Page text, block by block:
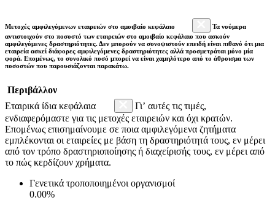
Μετοχές αμφιλεγόμενων εταιρειών στο αμοιβαίο κεφάλαιο
Τα νούμερα
αντιστοιχούν στο ποσοστό των εταιρειών στο αμοιβαίο κεφάλαιο που ασκούν
αμφιλεγόμενες δραστηριότητες. Δεν μπορούν να συνοψιστούν επειδή είναι πιθανό ότι μια
εταιρεία ασκεί διάφορες αμφιλεγόμενες δραστηριότητες αλλά προσμετράται μόνο μία
φορά. Επομένως, το συνολικό ποσό μπορεί να είναι χαμηλότερο από το άθροισμα των
ποσοστών που παρουσιάζονται παρακάτω.
Περιβάλλον
Εταιρικά ίδια κεφάλαια
Γι’ αυτές τις τιμές,
ενδιαφερόμαστε για τις μετοχές εταιρειών και όχι κρατών.
Επομένως επισημαίνουμε σε ποια αμφιλεγόμενα ζητήματα
εμπλέκονται οι εταιρείες με βάση τη δραστηριότητά τους, εν μέρει
από τον τρόπο δραστηριοποίησης ή διαχείρισής τους, εν μέρει από
το πώς κερδίζουν χρήματα.
Γενετικά τροποποιημένοι οργανισμοί
0.00%